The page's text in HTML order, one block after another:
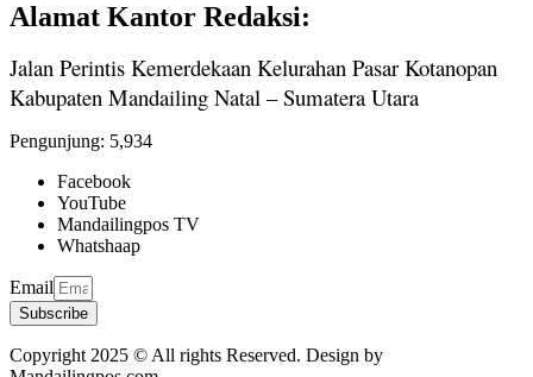
Alamat Kantor Redaksi:
Jalan Perintis Kemerdekaan Kelurahan Pasar Kotanopan
Kabupaten Mandailing Natal – Sumatera Utara
Pengunjung: 5,934
Facebook
YouTube
Mandailingpos TV
Whatshaap
Email
Subscribe
Copyright 2025 © All rights Reserved. Design by